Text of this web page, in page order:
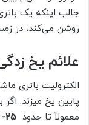
جالب اینکه یک
روشن می‌کند، در
علائم یخ
الکترولیت باتری
پایین یخ میزند.
معمولاً تا حدود